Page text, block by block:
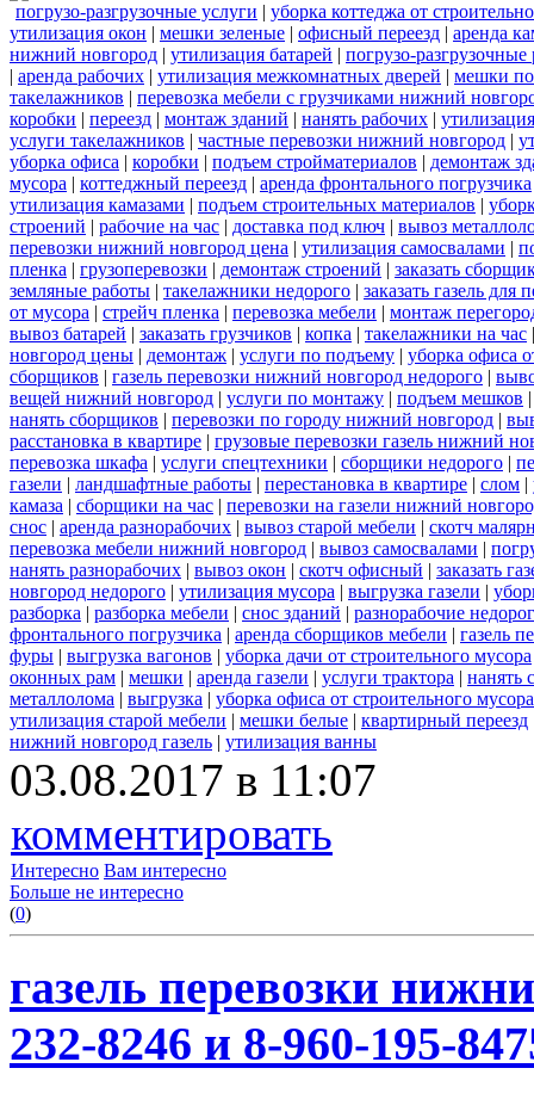
погрузо-разгрузочные услуги | уборка коттеджа от
утилизация окон | мешки зеленые | офисный переезд | аренда
нижний новгород | утилизация батарей | погрузо-разгрузочные
| аренда рабочих | утилизация межкомнатных дверей | мешки
такелажников | перевозка мебели с грузчиками нижний
коробки | переезд | монтаж зданий | нанять рабочих |
услуги такелажников | частные перевозки нижний новгород |
уборка офиса | коробки | подъем стройматериалов | демонтаж
мусора | коттеджный переезд | аренда фронтального погрузчика
утилизация камазами | подъем строительных материалов |
строений | рабочие на час | доставка под ключ | вывоз
перевозки нижний новгород цена | утилизация самосвалами |
пленка | грузоперевозки | демонтаж строений | заказать
земляные работы | такелажники недорого | заказать газель
от мусора | стрейч пленка | перевозка мебели | монтаж
вывоз батарей | заказать грузчиков | копка | такелажники на час
новгород цены | демонтаж | услуги по подъему | уборка офиса
сборщиков | газель перевозки нижний новгород недорого |
вещей нижний новгород | услуги по монтажу | подъем мешков
нанять сборщиков | перевозки по городу нижний новгород |
расстановка в квартире | грузовые перевозки газель нижний
перевозка шкафа | услуги спецтехники | сборщики недорого |
газели | ландшафтные работы | перестановка в квартире | слом |
камаза | сборщики на час | перевозки на газели нижний
снос | аренда разнорабочих | вывоз старой мебели | скотч
перевозка мебели нижний новгород | вывоз самосвалами |
нанять разнорабочих | вывоз окон | скотч офисный | заказать
новгород недорого | утилизация мусора | выгрузка газели |
разборка | разборка мебели | снос зданий | разнорабочие
фронтального погрузчика | аренда сборщиков мебели | газель
фуры | выгрузка вагонов | уборка дачи от строительного мусора
оконных рам | мешки | аренда газели | услуги трактора | нанять
металлолома | выгрузка | уборка офиса от строительного мусора
утилизация старой мебели | мешки белые | квартирный переезд
нижний новгород газель | утилизация ванны
03.08.2017 в 11:07
комментировать
Интересно Вам интересно
Больше не интересно
(0)
газель перевозки
232-8246 и 8-960-195-